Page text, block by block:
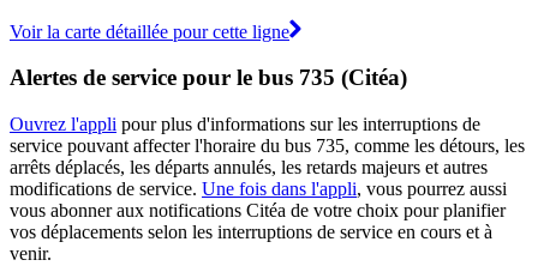
Voir la carte détaillée pour cette ligne
Alertes de service pour le bus 735 (Citéa)
Ouvrez l'appli pour plus d'informations sur les interruptions de
service pouvant affecter l'horaire du bus 735, comme les détours, les
arrêts déplacés, les départs annulés, les retards majeurs et autres
modifications de service. Une fois dans l'appli, vous pourrez aussi
vous abonner aux notifications Citéa de votre choix pour planifier
vos déplacements selon les interruptions de service en cours et à
venir.